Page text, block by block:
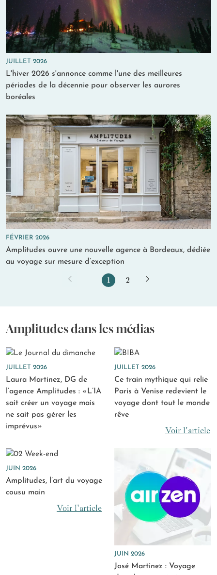
JUILLET 2026
L'hiver 2026 s'annonce comme l'une des meilleures
périodes de la décennie pour observer les aurores
boréales
FÉVRIER 2026
Amplitudes ouvre une nouvelle agence à Bordeaux, dédiée
au voyage sur mesure d’exception
1 2
Amplitudes dans les médias
JUILLET 2026
Laura Martinez, DG de
l’agence Amplitudes : «L’IA
sait créer un voyage mais
ne sait pas gérer les
imprévus»
JUILLET 2026
Ce train mythique qui relie
Paris à Venise redevient le
voyage dont tout le monde
rêve
Voir l'article
JUIN 2026
Amplitudes, l’art du voyage
cousu main
Voir l'article
JUIN 2026
José Martinez : Voyage